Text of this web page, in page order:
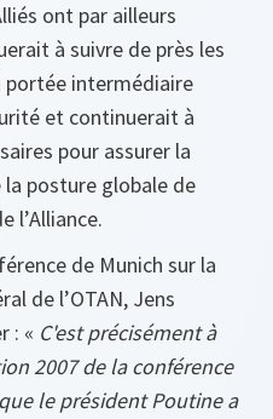
ont par ailleurs
à suivre de près les
portée intermédiaire
et continuerait à
pour assurer la
posture globale de
l’Alliance.
de Munich sur la
de l’OTAN, Jens
: « C'est précisément à
2007 de la conférence
le président Poutine a